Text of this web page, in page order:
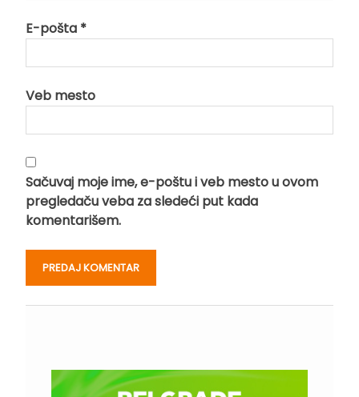
E-pošta *
Veb mesto
Sačuvaj moje ime, e-poštu i veb mesto u ovom
pregledaču veba za sledeći put kada
komentarišem.